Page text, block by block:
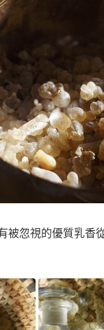
忽視的優質乳香